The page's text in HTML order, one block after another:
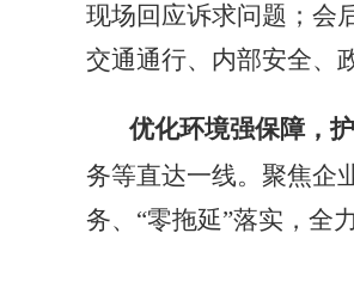
现场回应诉求问题 ； 会
交通通行、内部安全、
优化环境强保障，
务等直达一线。聚焦企
务、“零拖延”落实，全